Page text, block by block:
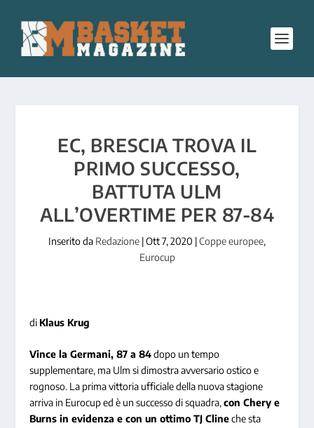
EC, BRESCIA TROVA IL
PRIMO SUCCESSO,
BATTUTA ULM
ALL’OVERTIME PER 87-84
Inserito da Redazione |Ott 7, 2020 |Coppe europee,
Eurocup
di Klaus Krug
Vince la Germani, 87 a 84dopo un tempo
supplementare, ma Ulm si dimostra avversario ostico e
rognoso. La prima vittoria ufficiale della nuova stagione
arriva in Eurocup ed è un successo di squadra,con Chery e
Burns in evidenza e con un ottimo TJ Clineche sta